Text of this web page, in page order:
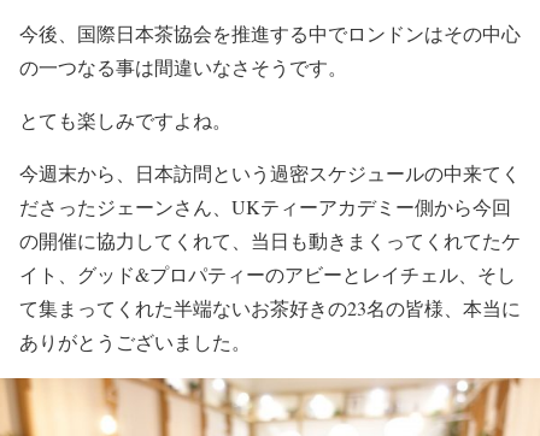
今後、国際日本茶協会を推進する中でロンドンはその中心
の一つなる事は間違いなさそうです。
とても楽しみですよね。
今週末から、日本訪問という過密スケジュールの中来てく
ださったジェーンさん、UKティーアカデミー側から今回
の開催に協力してくれて、当日も動きまくってくれてたケ
イト、グッド&プロパティーのアビーとレイチェル、そし
て集まってくれた半端ないお茶好きの23名の皆様、本当に
ありがとうございました。